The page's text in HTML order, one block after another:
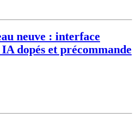
neuve : interface
dopés et précommande